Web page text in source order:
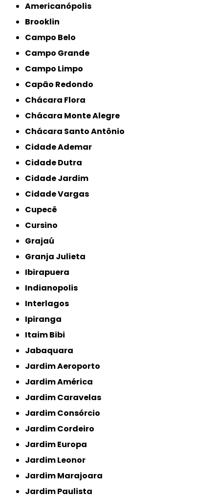
Americanópolis
Brooklin
Campo Belo
Campo Grande
Campo Limpo
Capão Redondo
Chácara Flora
Chácara Monte Alegre
Chácara Santo Antônio
Cidade Ademar
Cidade Dutra
Cidade Jardim
Cidade Vargas
Cupecê
Cursino
Grajaú
Granja Julieta
Ibirapuera
Indianopolis
Interlagos
Ipiranga
Itaim Bibi
Jabaquara
Jardim Aeroporto
Jardim América
Jardim Caravelas
Jardim Consórcio
Jardim Cordeiro
Jardim Europa
Jardim Leonor
Jardim Marajoara
Jardim Paulista